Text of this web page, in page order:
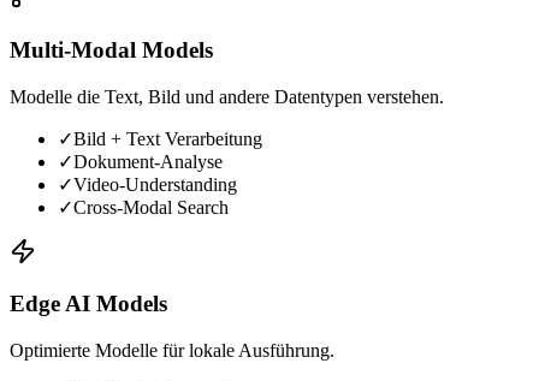
Multi-Modal Models
Modelle die Text, Bild und andere Datentypen verstehen.
✓Bild + Text Verarbeitung
✓Dokument-Analyse
✓Video-Understanding
✓Cross-Modal Search
Edge AI Models
Optimierte Modelle für lokale Ausführung.